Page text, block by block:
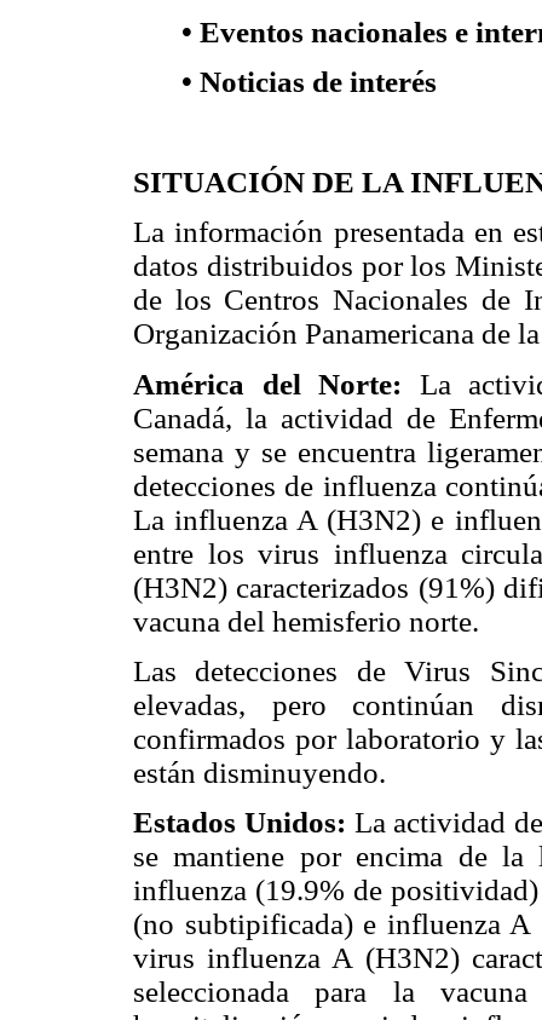
• Eventos nacionales e
• Noticias de interés
SITUACIÓN DE LA
La información presentada en
datos distribuidos por los
de los Centros Nacionales de
Organización Panamericana de
América del Norte: La
Canadá, la actividad de
semana y se encuentra
detecciones de influenza
La influenza A (H3N2) e
entre los virus influenza
(H3N2) caracterizados (91%)
vacuna del hemisferio norte.
Las detecciones de Virus
elevadas, pero continúan
confirmados por laboratorio y
están disminuyendo.
Estados Unidos: La actividad
se mantiene por encima de la
influenza (19.9% de
(no subtipificada) e influenza
virus influenza A (H3N2)
seleccionada para la